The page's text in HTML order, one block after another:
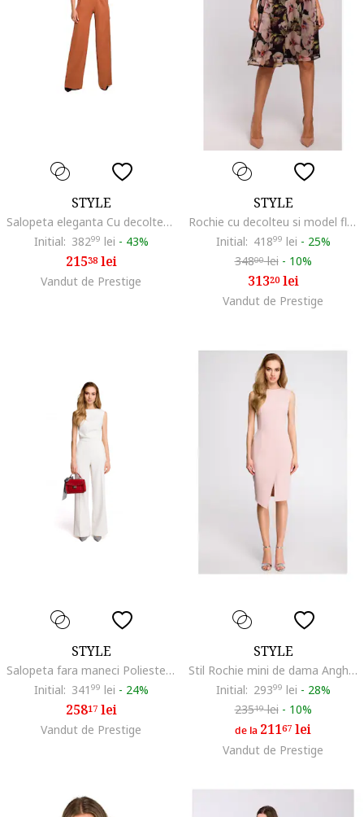
STYLE
Salopeta eleganta Cu decolteu in V, Poliester, Elastan, Portocaliu
Initial: 38299 lei - 43%
21538lei
Vandut de Prestige
STYLE
Rochie cu decolteu si model floral, Poliester, Negru/Roz
Initial: 41899 lei - 25%
34800lei - 10%
31320lei
Vandut de Prestige
STYLE
Salopeta fara maneci Poliester, Elastan, Alb, Alb
Initial: 341 99 lei - 24%
25817lei
Vandut de Prestige
STYLE
Stil Rochie mini de dama Anghangwain S105 roz pudra, Roz
Initial: 29399 lei - 28%
23519lei - 10%
de la 21167 lei
Vandut de Prestige